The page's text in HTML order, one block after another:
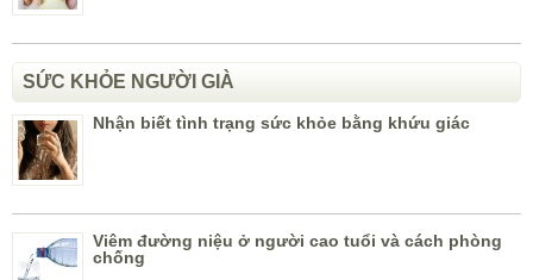
SỨC KHỎE NGƯỜI GIÀ
Nhận biết tình trạng sức khỏe bằng khứu giác
Viêm đường niệu ở người cao tuổi và cách phòng
chống